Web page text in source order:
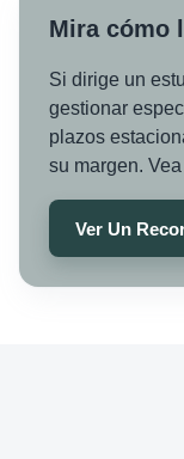
Mira cómo
Si dirige un
gestionar
plazos
su margen.
Ver Un